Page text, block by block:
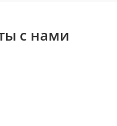
с нами